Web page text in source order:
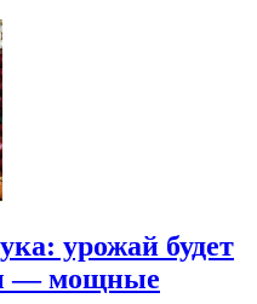
урожай будет
— мощные